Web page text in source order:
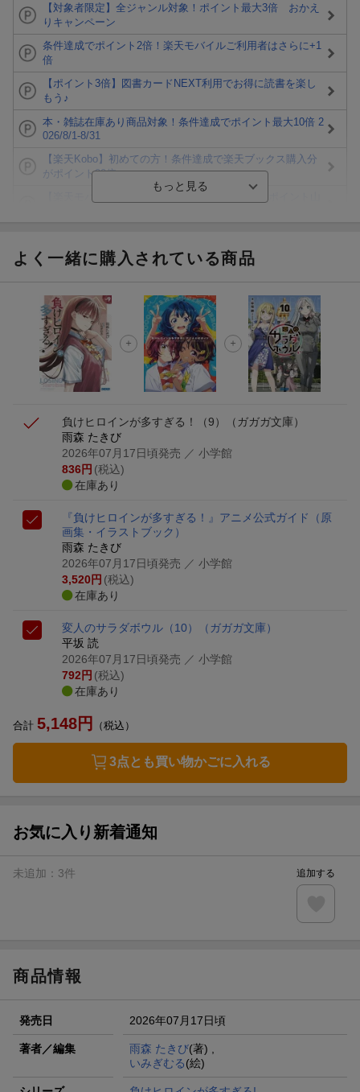
【対象者限定】全ジャンル対象！ポイント最大3倍 おかえ
りキャンペーン
条件達成でポイント2倍！楽天モバイルご利用者はさらに+1
倍
【ポイント3倍】図書カードNEXT利用でお得に読書を楽し
もう♪
本・雑誌在庫あり商品対象！条件達成でポイント最大10倍 2
026/8/1-8/31
【楽天Kobo】初めての方！条件達成で楽天ブックス購入分
がポイント20倍
ト山分け
楽天モバイル紹介キャンペーンの拡散で300円OFFクーポン
進呈
条件達成で楽天限定・宝塚歌劇 宙組貸切公演ペアチケット
が当たる
よく一緒に購入されている商品
負けヒロインが多すぎる！（9）
（ガガガ文庫）
雨森 たきび
2026年07月17日頃発売 ／ 小学館
836円 (税込)
在庫あり
『負けヒロインが多すぎる！』アニメ公式ガイド
（原
画集・イラストブック）
雨森 たきび
2026年07月17日頃発売 ／ 小学館
3,520円 (税込)
在庫あり
変人のサラダボウル（10）
（ガガガ文庫）
平坂 読
2026年07月17日頃発売 ／ 小学館
792 円 (税込)
在庫あり
合計 5,148円 （税込）
3点とも買い物かごに入れる
お気に入り新着通知
未追加： 3件 追加する
商品情報
発売日 2026年07月17日頃
著者／編集 雨森 たきび(著) ,
いみぎむる(絵)